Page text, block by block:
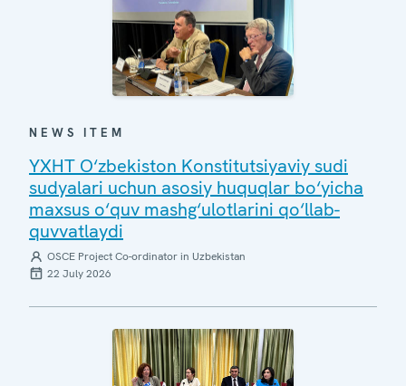
NEWS ITEM
YXHT O‘zbekiston Konstitutsiyaviy sudi
sudyalari uchun asosiy huquqlar bo‘yicha
maxsus o‘quv mashg‘ulotlarini qo‘llab-
quvvatlaydi
OSCE Project Co-ordinator in Uzbekistan
22 July 2026